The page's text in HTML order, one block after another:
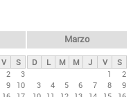
V
S
2
3
9
10
Marzo
D L M M J V
S
1
2
3
4 5 6 7 8
9